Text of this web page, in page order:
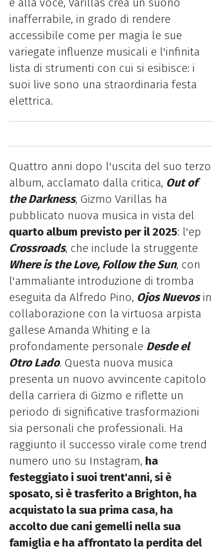
e alla voce, Varillas crea un suono
inafferrabile, in grado di rendere
accessibile come per magia le sue
variegate influenze musicali e l'infinita
lista di strumenti con cui si esibisce: i
suoi live sono una straordinaria festa
elettrica.
Quattro anni dopo l'uscita del suo terzo
album, acclamato dalla critica, Out of
the Darkness, Gizmo Varillas ha
pubblicato nuova musica in vista del
quarto album previsto per il 2025: l'ep
Crossroads, che include la struggente
Where is the Love, Follow the Sun, con
l'ammaliante introduzione di tromba
eseguita da Alfredo Pino, Ojos Nuevosin
collaborazione con la virtuosa arpista
gallese Amanda Whiting e la
profondamente personale Desde el
Otro Lado. Questa nuova musica
presenta un nuovo avvincente capitolo
della carriera di Gizmo e riflette un
periodo di significative trasformazioni
sia personali che professionali. Ha
raggiunto il successo virale come trend
numero uno su Instagram, ha
festeggiato i suoi trent'anni, si è
sposato, si è trasferito a Brighton, ha
acquistato la sua prima casa, ha
accolto due cani gemelli nella sua
famiglia e ha affrontato la perdita del